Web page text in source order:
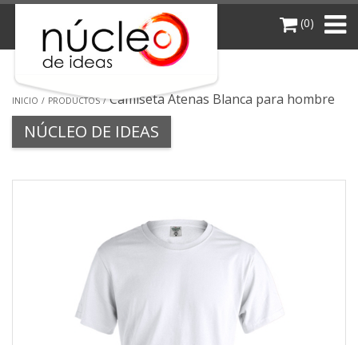
(0)
INICIO PRODUCTOS Camiseta Atenas Blanca para hombre
NÚCLEO DE IDEAS